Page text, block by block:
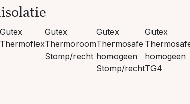
Gutex
Thermoflex
Gutex
Thermoroom
Stomp/recht
Gutex
Thermosafe
homogeen
Stomp/recht
Gutex
homogeen
TG4